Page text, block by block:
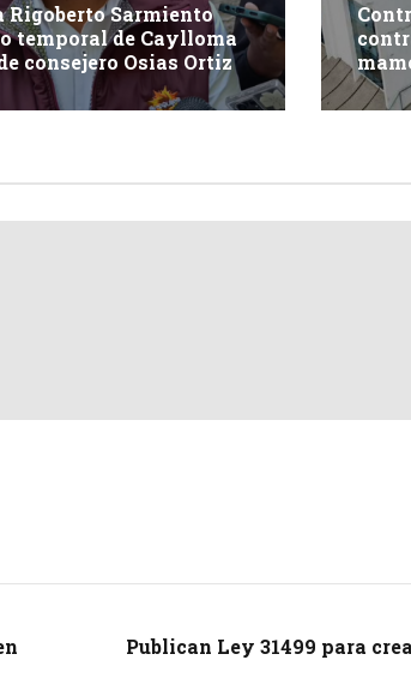
Rigoberto Sarmiento
temporal de Caylloma
consejero Osias Ortiz
Publican Ley 31499 para